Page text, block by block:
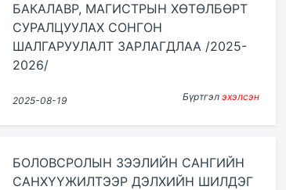
БАКАЛАВР, МАГИСТРЫН ХӨТӨЛБӨРТ
СУРАЛЦУУЛАХ СОНГОН
ШАЛГАРУУЛАЛТ ЗАРЛАГДЛАА /2025-
2026/
2025-08-19 Бүртгэлэхэлсэн
БОЛОВСРОЛЫН ЗЭЭЛИЙН САНГИЙН
САНХҮҮЖИЛТЭЭР ДЭЛХИЙН ШИЛДЭГ